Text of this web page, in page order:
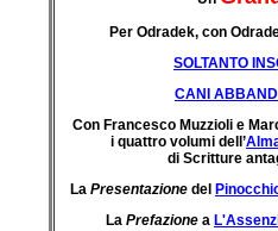
Per Odradek, con
SOLTANTO
CANI
Con Francesco Muzzioli e
i quattro volumi dell’
di Scritture
La Presentazione del
La Prefazione a